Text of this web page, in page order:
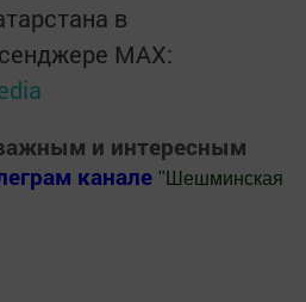
в
MАХ:
и интересным
канале " Шешминская